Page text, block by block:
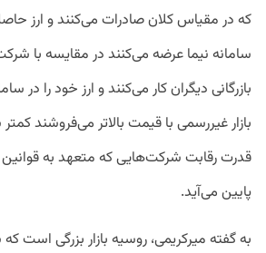
که در مقیاس کلان صادرات می‌کنند و ارز
سامانه نیما عرضه می‌کنند در مقایسه با
بازرگانی دیگران کار می‌کنند و ارز خود را در
بازار غیررسمی با قیمت بالاتر می‌فروشند
قدرت رقابت شرکت‌هایی که متعهد به
پایین می‌آید.